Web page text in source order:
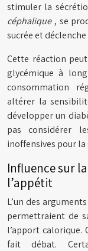
stimuler la
céphalique , se
sucrée et
Cette réaction
glycémique à
consommation
altérer la
développer un
pas considérer
inoffensives pour
Influence sur
l’appétit
L’un des
permettraient de
l’apport
fait débat.